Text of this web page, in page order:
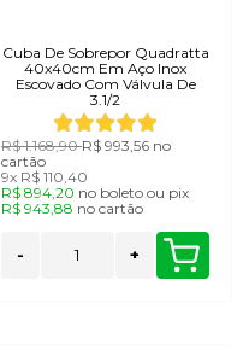
Cuba De Sobrepor Quadratta
40x40cm Em Aço Inox
Escovado Com Válvula De
3.1/2
R$ 1.168,90R$ 993,56 no
cartão
9x R$ 110,40
R$ 894,20 no boleto ou pix
R$ 943,88 nocartão
- +